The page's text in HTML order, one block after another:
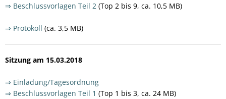
⇒ Beschlussvorlagen Teil 2 (Top 2 bis 9, ca. 10,5 MB)
⇒ Protokoll (ca. 3,5 MB)
Sitzung am 15.03.2018
⇒ Einladung/Tagesordnung
⇒ Beschlussvorlagen Teil 1 (Top 1 bis 3, ca. 24 MB)